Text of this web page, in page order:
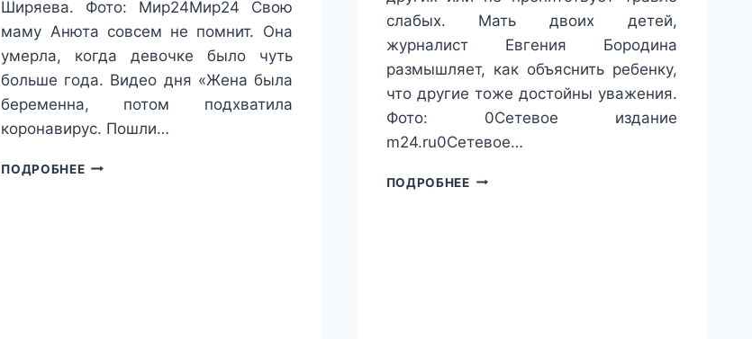
Ширяева. Фото: Мир24Мир24 Свою
маму Анюта совсем не помнит. Она
умерла, когда девочке было чуть
больше года. Видео дня «Жена была
беременна, потом подхватила
коронавирус. Пошли…
ПОДРОБНЕЕСЕГОДНЯ
слабых. Мать двоих детей,
журналист Евгения Бородина
размышляет, как объяснить ребенку,
что другие тоже достойны уважения.
Фото: 0Сетевое издание
m24.ru0Сетевое…
ПОДРОБНЕЕХОРОШО,